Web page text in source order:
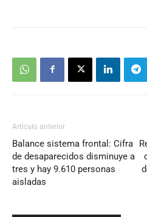
Artículo anterior
Balance sistema frontal: Cifra
de desaparecidos disminuye a
tres y hay 9.610 personas
aisladas